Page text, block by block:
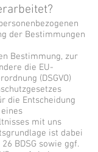
der Bestimmungen
Bestimmung, zur
die EU-
(DSGVO)
die Entscheidung
mit uns
ist dabei
26 BDSG sowie ggf.